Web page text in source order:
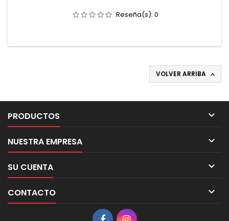
Reseña(s): 0
VOLVER ARRIBA 
PRODUCTOS 
NUESTRA EMPRESA 
SU CUENTA 
CONTACTO 